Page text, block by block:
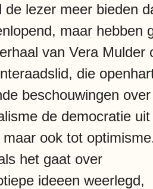
lezer meer bieden
maar hebben
van Vera Mulder
die
beschouwingen
de democratie
ook tot
het gaat over
ideeen weerlegd,